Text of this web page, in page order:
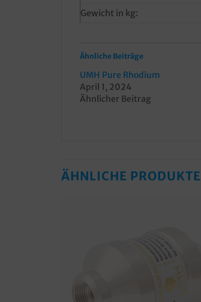
Gewicht in kg:
Ähnliche Beiträge
UMH Pure Rhodium
April 1, 2024
Ähnlicher Beitrag
ÄHNLICHE PRODUKTE